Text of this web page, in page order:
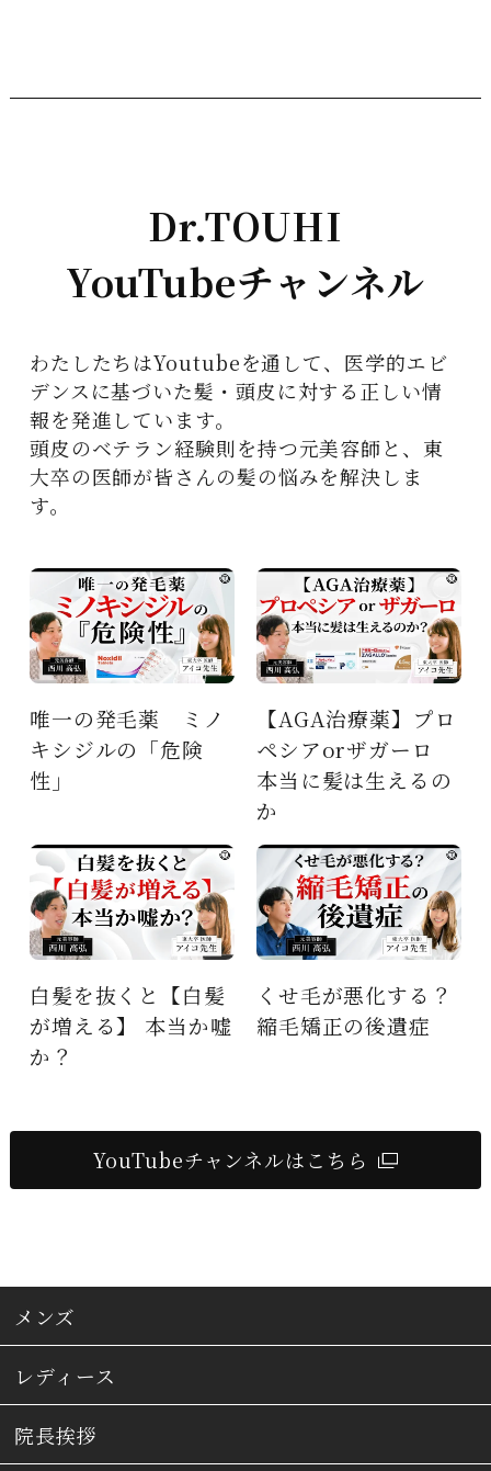
Dr.TOUHI
YouTubeチャンネル
わたしたちはYoutubeを通して、医学的エビ
デンスに基づいた髪・頭皮に対する正しい情
報を発進しています。
頭皮のベテラン経験則を持つ元美容師と、東
大卒の医師が皆さんの髪の悩みを解決しま
す。
【AGA治療薬】プロ
ペシアorザガーロ
本当に髪は生えるの
くせ毛が悪化する？
縮毛矯正の後遺症
東大卒医師が徹底解
説 AGA・薄毛 な
ぜ起きる？
くせ毛はなぜ起きる
のか？くせ毛の仕組
YouTubeチャンネルはこちら
メンズ
レディース
院長挨拶